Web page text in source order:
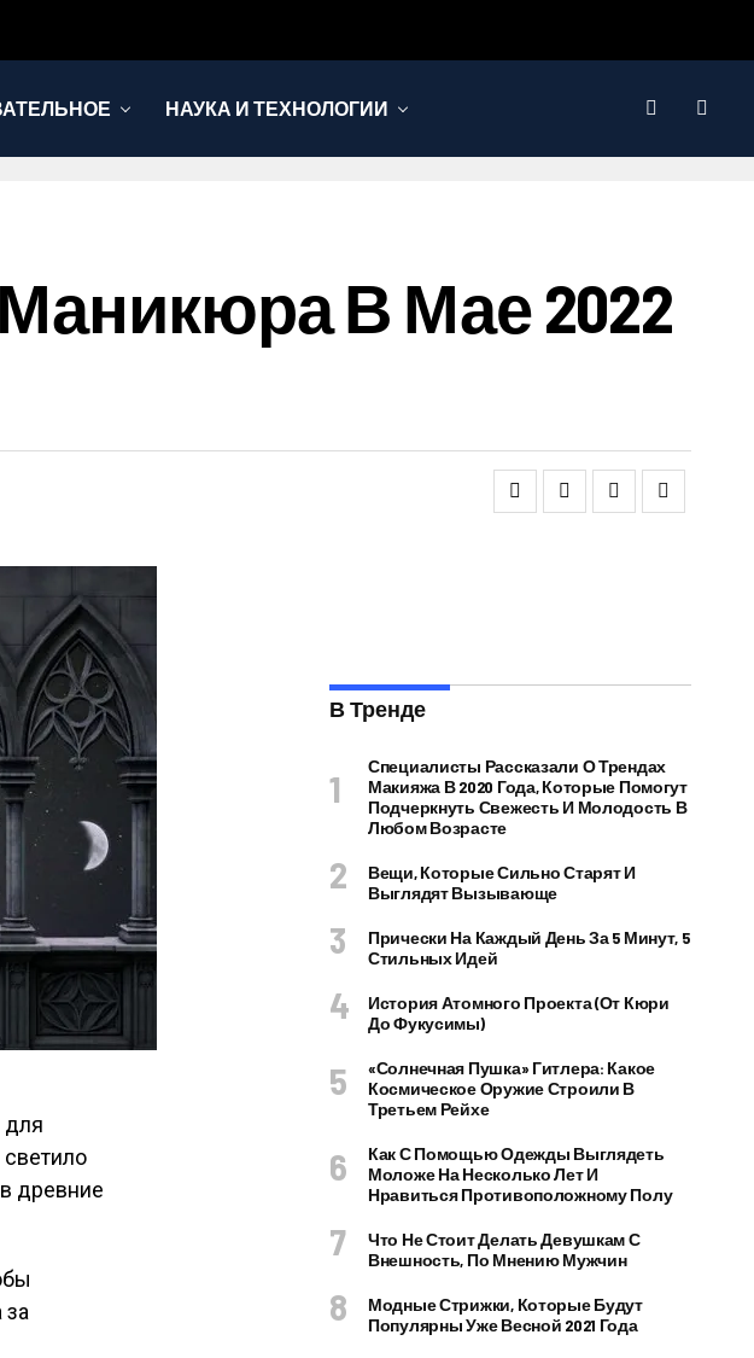
НАУКА И ТЕХНОЛОГИИ
В Мае 2022
для
древние
за
В Тренде
Специалисты Рассказали О Трендах
Макияжа В 2020 Года, Которые Помогут
Подчеркнуть Свежесть И Молодость В
Любом Возрасте
Вещи, Которые Сильно Старят И
Выглядят Вызывающе
Прически На Каждый День За 5 Минут, 5
Стильных Идей
История Атомного Проекта (от Кюри
До Фукусимы)
«Солнечная Пушка» Гитлера: Какое
Космическое Оружие Строили В
Третьем Рейхе
Как С Помощью Одежды Выглядеть
Моложе На Несколько Лет И
Нравиться Противоположному Полу
Что Не Стоит Делать Девушкам С
Внешность, По Мнению Мужчин
Модные Стрижки, Которые Будут
Популярны Уже Весной 2021 Года